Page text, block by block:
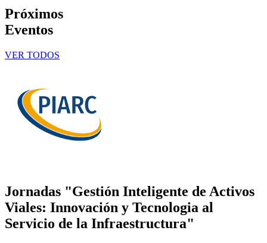
Próximos
Eventos
VER TODOS
Jornadas "Gestión Inteligente de Activos
Viales: Innovación y Tecnologia al
Servicio de la Infraestructura"